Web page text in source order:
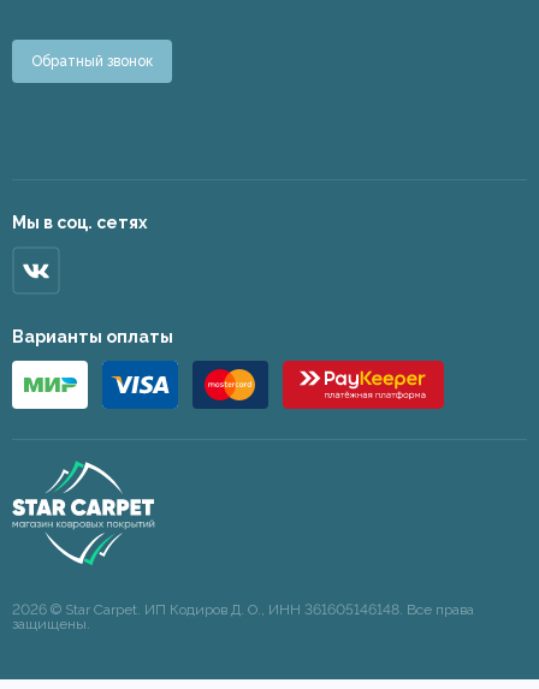
Обратный звонок
Мы в соц. сетях
Варианты оплаты
2026 © Star Carpet. ИП Кодиров Д. О., ИНН 361605146148. Все права
защищены.